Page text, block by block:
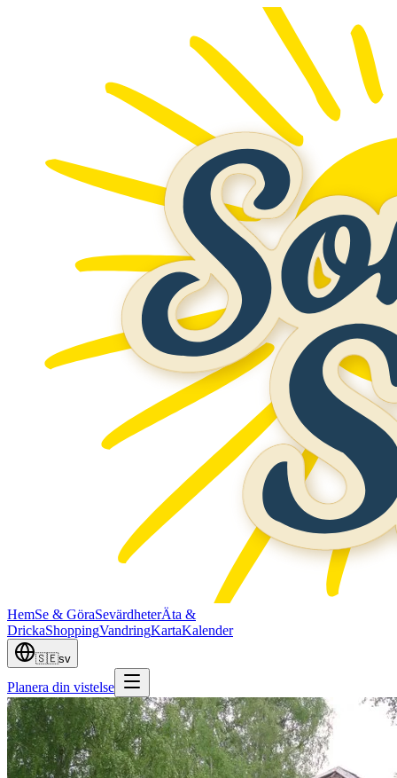
HemSe & GöraSevärdheterÄta &
DrickaShoppingVandringKartaKalender
🇸🇪sv
Planera din vistelse